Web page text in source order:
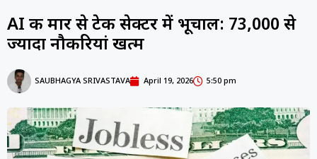
AI की मार से टेक सेक्टर में भूचाल: 73,000 से
ज्यादा नौकरियां खत्म
SAUBHAGYA SRIVASTAVA April 19, 2026 5:50 pm